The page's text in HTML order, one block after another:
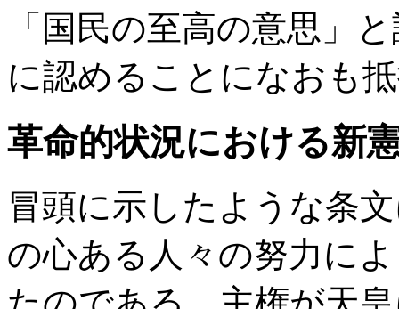
「国民の至高の意思」
に認めることになおも
革命的状況における新
冒頭に示したような条
の心ある人々の努力に